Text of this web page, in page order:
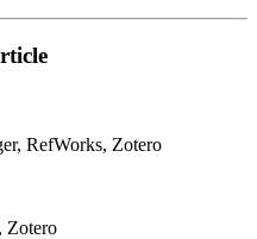
RefWorks, Zotero
Zotero